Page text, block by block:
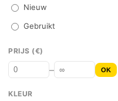
Nieuw
Gebruikt
PRIJS (€)
– OK
KLEUR